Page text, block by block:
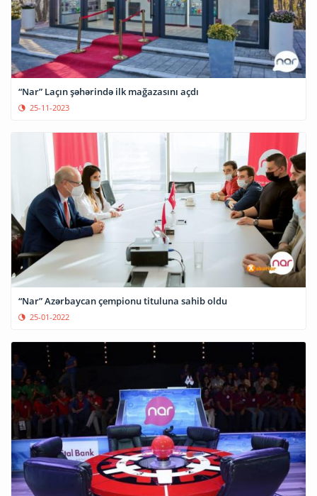
“Nar” Laçın şəhərində ilk mağazasını açdı
25-11-2023
“Nar” Azərbaycan çempionu tituluna sahib oldu
25-01-2022